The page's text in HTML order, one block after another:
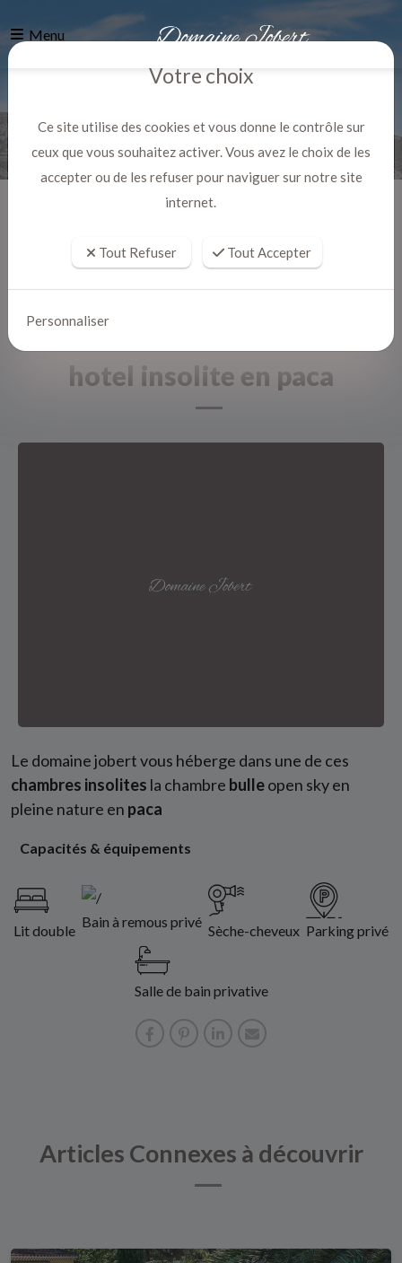
Menu
hotel insolite en paca
Le domaine jobert vous héberge dans une de ces
chambres insolites la chambre bulleopen sky en
pleine nature en paca
Capacités & équipements
Lit double
Bain à remous privé
Sèche-cheveux Parking privé
Salle de bain privative
Articles Connexes à découvrir
Votre choix
Ce site utilise des cookies et vous donne le contrôle sur
ceux que vous souhaitez activer. Vous avez le choix de les
accepter ou de les refuser pour naviguer sur notre site
internet.
Tout Refuser Tout Accepter
Personnaliser